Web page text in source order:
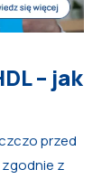
– jak
przed
z